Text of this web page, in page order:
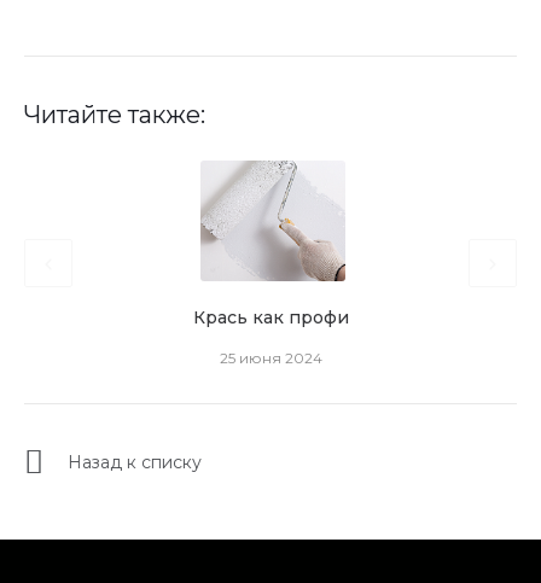
Читайте также:
Крась как профи
25 июня 2024
Назад к списку